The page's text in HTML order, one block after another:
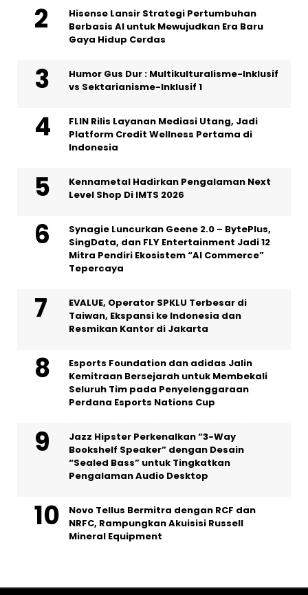
Hisense Lansir Strategi Pertumbuhan
Berbasis AI untuk Mewujudkan Era Baru
Gaya Hidup Cerdas
Humor Gus Dur : Multikulturalisme-Inklusif
vs Sektarianisme-Inklusif 1
FLIN Rilis Layanan Mediasi Utang, Jadi
Platform Credit Wellness Pertama di
Indonesia
Kennametal Hadirkan Pengalaman Next
Level Shop Di IMTS 2026
Synagie Luncurkan Geene 2.0 – BytePlus,
SingData, dan FLY Entertainment Jadi 12
Mitra Pendiri Ekosistem “AI Commerce”
Tepercaya
EVALUE, Operator SPKLU Terbesar di
Taiwan, Ekspansi ke Indonesia dan
Resmikan Kantor di Jakarta
Esports Foundation dan adidas Jalin
Kemitraan Bersejarah untuk Membekali
Seluruh Tim pada Penyelenggaraan
Perdana Esports Nations Cup
Jazz Hipster Perkenalkan “3-Way
Bookshelf Speaker” dengan Desain
“Sealed Bass” untuk Tingkatkan
Pengalaman Audio Desktop
Novo Tellus Bermitra dengan RCF dan
NRFC, Rampungkan Akuisisi Russell
Mineral Equipment